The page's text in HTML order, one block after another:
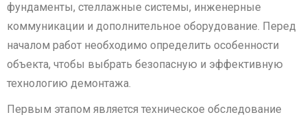
фундаменты, стеллажные системы, инженерные
коммуникации и дополнительное оборудование. Перед
началом работ необходимо определить особенности
объекта, чтобы выбрать безопасную и эффективную
технологию демонтажа.
Первым этапом является техническое обследование